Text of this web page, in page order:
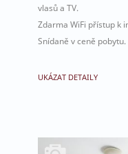
vlasů a TV.
Zdarma WiFi přístup k
Snídaně v ceně pobytu.
UKÁZAT DETAILY